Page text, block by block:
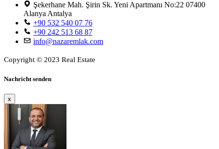
Şekerhane Mah. Şirin Sk. Yeni Apartmanı No:22 07400
Alanya Antalya
+90 532 540 07 76
+90 242 513 68 87
info@nazaremlak.com
Copyright © 2023 Real Estate
Nachricht senden
x